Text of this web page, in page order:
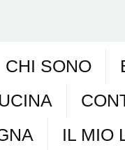
CHI SONO
IL MIO